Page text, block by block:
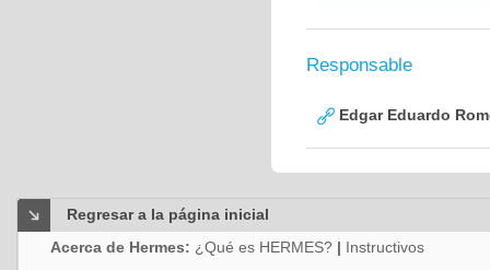
Responsable
Edgar Eduardo
Regresar a la página inicial
Acerca de Hermes: ¿Qué es HERMES? | Instructivos